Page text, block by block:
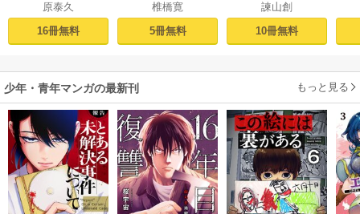
原泰久
16冊無料
椎橋寛
5冊無料
諫山創
10冊無料
少年・青年マンガの最新刊 もっと見る